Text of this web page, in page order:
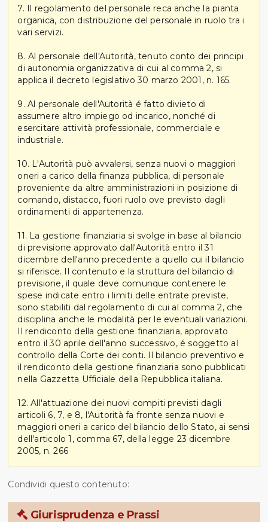
7. Il regolamento del personale reca anche la pianta
organica, con distribuzione del personale in ruolo tra i
vari servizi.
8. Al personale dell'Autorità, tenuto conto dei principi
di autonomia organizzativa di cui al comma 2, si
applica il decreto legislativo 30 marzo 2001, n. 165.
9. Al personale dell'Autorità é fatto divieto di
assumere altro impiego od incarico, nonché di
esercitare attività professionale, commerciale e
industriale.
10. L'Autorità può avvalersi, senza nuovi o maggiori
oneri a carico della finanza pubblica, di personale
proveniente da altre amministrazioni in posizione di
comando, distacco, fuori ruolo ove previsto dagli
ordinamenti di appartenenza.
11. La gestione finanziaria si svolge in base al bilancio
di previsione approvato dall'Autorità entro il 31
dicembre dell'anno precedente a quello cui il bilancio
si riferisce. Il contenuto e la struttura del bilancio di
previsione, il quale deve comunque contenere le
spese indicate entro i limiti delle entrate previste,
sono stabiliti dal regolamento di cui al comma 2, che
disciplina anche le modalità per le eventuali variazioni.
Il rendiconto della gestione finanziaria, approvato
entro il 30 aprile dell'anno successivo, é soggetto al
controllo della Corte dei conti. Il bilancio preventivo e
il rendiconto della gestione finanziaria sono pubblicati
nella Gazzetta Ufficiale della Repubblica italiana.
12. All'attuazione dei nuovi compiti previsti dagli
articoli 6, 7, e 8, l'Autorità fa fronte senza nuovi e
maggiori oneri a carico del bilancio dello Stato, ai sensi
dell'articolo 1, comma 67, della legge 23 dicembre
2005, n. 266
Condividi questo contenuto:
Giurisprudenza e Prassi